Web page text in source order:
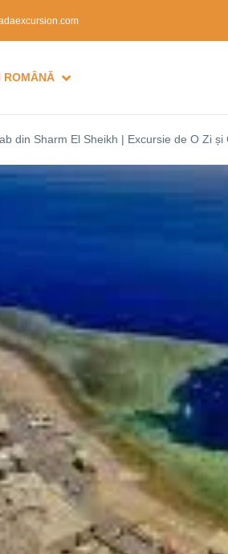
ROMÂNĂ
din Sharm El Sheikh | Excursie de O Zi